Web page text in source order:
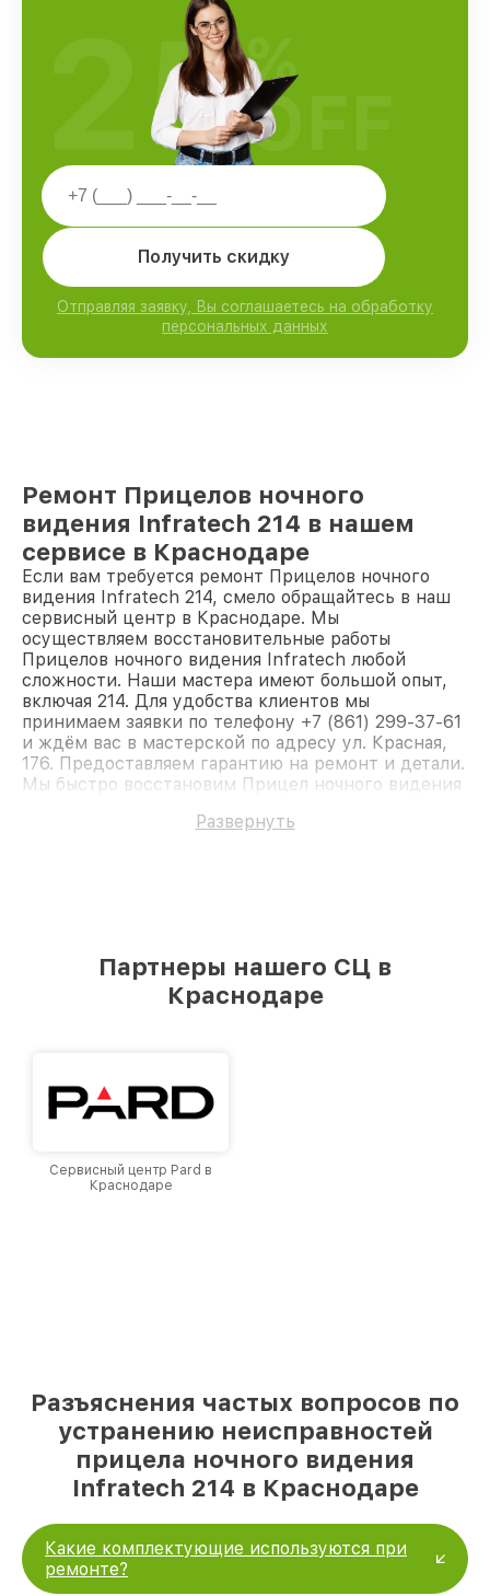
Получить скидку
Отправляя заявку, Вы соглашаетесь на обработку
персональных данных
25%
OFF
Ремонт Прицелов ночного
видения Infratech 214 в нашем
сервисе в Краснодаре
Если вам требуется ремонт Прицелов ночного
видения Infratech 214, смело обращайтесь в наш
сервисный центр в Краснодаре. Мы
осуществляем восстановительные работы
Прицелов ночного видения Infratech любой
сложности. Наши мастера имеют большой опыт,
включая 214. Для удобства клиентов мы
принимаем заявки по телефону +7 (861) 299-37-61
и ждём вас в мастерской по адресу ул. Красная,
176. Предоставляем гарантию на ремонт и детали.
Мы быстро восстановим Прицел ночного видения
Развернуть
Партнеры нашего СЦ в
Краснодаре
Сервисный центр Pard в
Краснодаре
Разъяснения частых вопросов по
устранению неисправностей
прицела ночного видения
Infratech 214 в Краснодаре
Какие комплектующие используются при
ремонте?